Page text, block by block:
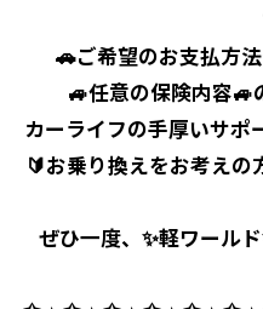
🚗ご希望のお支払方
🚙任意の保険内容🚙
カーライフの手厚いサポ
🔰お乗り換えをお考え
ぜひ一度、✨軽ワール